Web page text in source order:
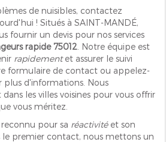
de nuisibles, contactez
! Situés à SAINT-MANDÉ,
fournir un devis pour nos services
rapide 75012 . Notre équipe est
rapidementet assurer le suivi
formulaire de contact ou appelez-
d'informations. Nous
les villes voisines pour vous offrir
vous méritez.
pour sa réactivitéet son
le premier contact, nous mettons un